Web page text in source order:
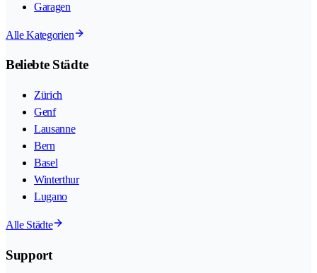
Garagen
Alle Kategorien
Beliebte Städte
Zürich
Genf
Lausanne
Bern
Basel
Winterthur
Lugano
Alle Städte
Support